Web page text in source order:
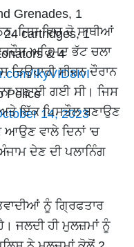
Grenades, 1
cartridges, 1
& 4
IkyVID8IvI
Police
14, 2023
ਜਿਸ ਵਿਚ ਦੋ ਸਾਥੀਆਂ
ਅਹਿਮਦ ਭੱਟ ਚਲਾ
ਤਿਉਹਾਰੀ ਸੀਜ਼ਨ ਦੌਰਾਨ
ਬਣਾਈ ਗਈ ਸੀ। ਜਿਸ
ਇੱਕ ਪਿਸਤੌਲ ਬਣਾਉਣ
ਆਉਣ ਵਾਲੇ ਦਿਨਾਂ 'ਚ
ਦੇਣ ਦੀ ਪਲਾਨਿੰਗ
ਨੂੰ ਗ੍ਰਿਫਤਾਰ
ਜਲਦੀ ਹੀ ਮੁਲਜ਼ਮਾਂ ਨੂੰ